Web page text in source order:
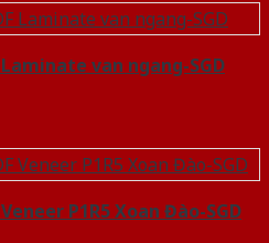
van ngang-SGD
P1R5 Xoan Đào-SGD